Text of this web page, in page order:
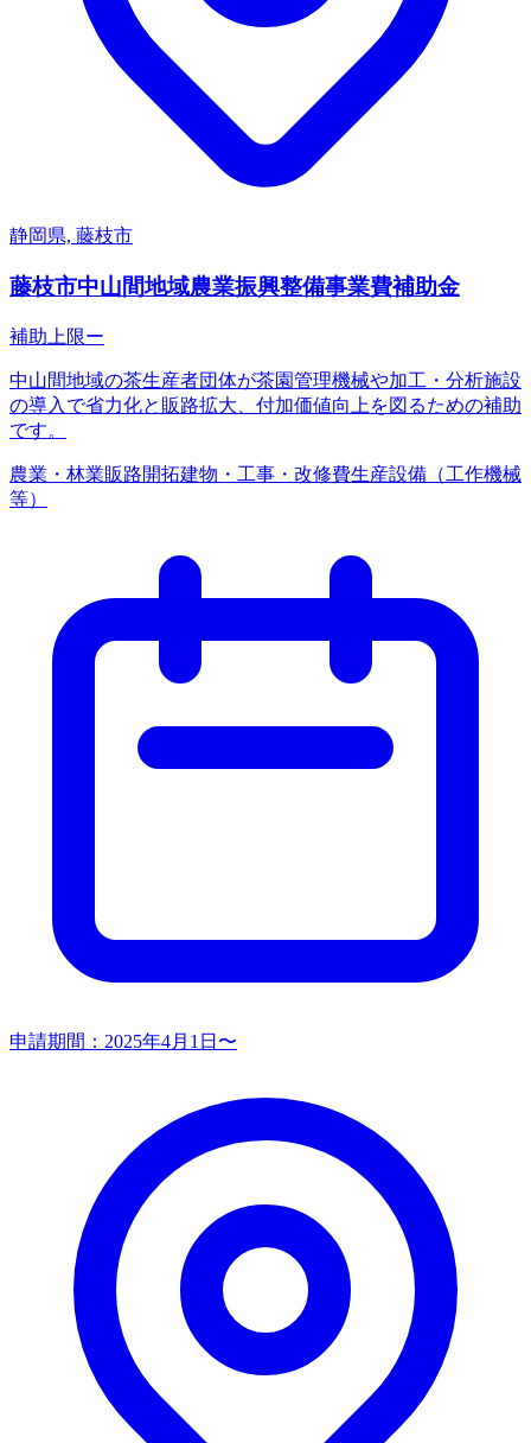
静岡県, 藤枝市
藤枝市中山間地域農業振興整備事業費補助金
補助上限ー
中山間地域の茶生産者団体が茶園管理機械や加工・分析施設
の導入で省力化と販路拡大、付加価値向上を図るための補助
です。
農業・林業販路開拓建物・工事・改修費生産設備（工作機械
等）
申請期間： 2025年4月1日〜